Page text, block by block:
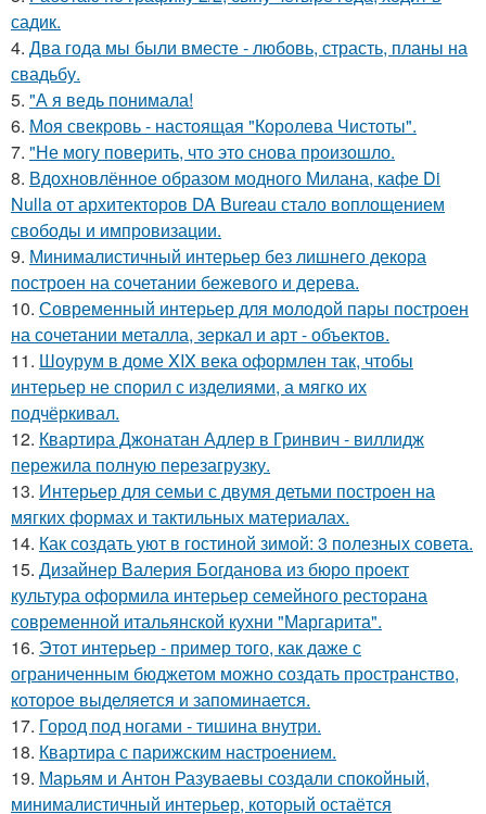
садик.
4. Два года мы были вместе - любовь, страсть, планы на
свадьбу.
5. "А я ведь понимала!
6. Моя свекровь - настоящая "Королева Чистоты".
7. "Не могу поверить, что это снова произошло.
8. Вдохновлённое образом модного Милана, кафе Di
Nulla от архитекторов DA Bureau стало воплощением
свободы и импровизации.
9. Минималистичный интерьер без лишнего декора
построен на сочетании бежевого и дерева.
10. Современный интерьер для молодой пары построен
на сочетании металла, зеркал и арт - объектов.
11. Шоурум в доме XIX века оформлен так, чтобы
интерьер не спорил с изделиями, а мягко их
подчёркивал.
12. Квартира Джонатан Адлер в Гринвич - виллидж
пережила полную перезагрузку.
13. Интерьер для семьи с двумя детьми построен на
мягких формах и тактильных материалах.
14. Как создать уют в гостиной зимой: 3 полезных совета.
15. Дизайнер Валерия Богданова из бюро проект
культура оформила интерьер семейного ресторана
современной итальянской кухни "Маргарита".
16. Этот интерьер - пример того, как даже с
ограниченным бюджетом можно создать пространство,
которое выделяется и запоминается.
17. Город под ногами - тишина внутри.
18. Квартира с парижским настроением.
19. Марьям и Антон Разуваевы создали спокойный,
минималистичный интерьер, который остаётся